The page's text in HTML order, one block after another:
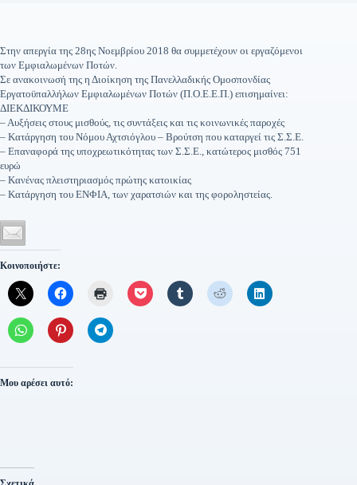
Στην απεργία της 28ης Νοεμβρίου 2018 θα συμμετέχουν οι εργαζόμενοι
των Εμφιαλωμένων Ποτών.
Σε ανακοινωσή της η Διοίκηση της Πανελλαδικής Ομοσπονδίας
Εργατοϋπαλλήλων Εμφιαλωμένων Ποτών (Π.Ο.Ε.Ε.Π.) επισημαίνει:
ΔΙΕΚΔΙΚΟΥΜΕ
– Αυξήσεις στους μισθούς, τις συντάξεις και τις κοινωνικές παροχές
– Κατάργηση του Νόμου Αχτσιόγλου – Βρούτση που καταργεί τις Σ.Σ.Ε.
– Επαναφορά της υποχρεωτικότητας των Σ.Σ.Ε., κατώτερος μισθός 751
ευρώ
– Κανένας πλειστηριασμός πρώτης κατοικίας
– Κατάργηση του ΕΝΦΙΑ, των χαρατσιών και της φοροληστείας.
Κοινοποιήστε:
Μου αρέσει αυτό: